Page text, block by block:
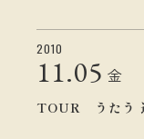
2010
11.05 金
TOUR うたう